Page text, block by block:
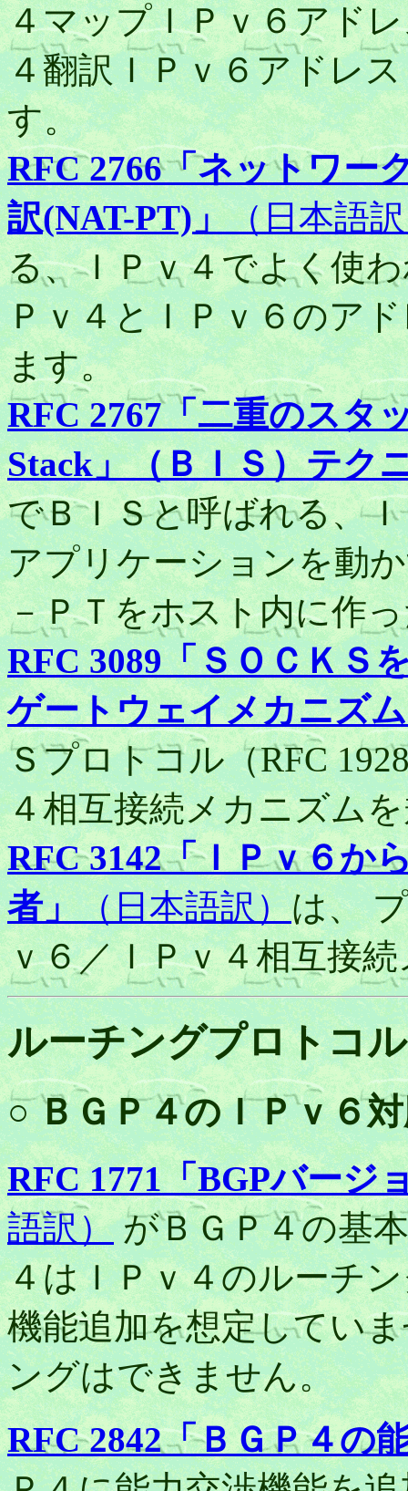
４マップＩＰｖ６アド
４翻訳ＩＰｖ６アドレ
す。
RFC 2766「ネットワー
訳(NAT-PT)」（日本語
る、ＩＰｖ４でよく使
Ｐｖ４とＩＰｖ６のア
ます。
RFC 2767「二重のスタ
Stack」（ＢＩＳ）テク
でＢＩＳと呼ばれる、
アプリケーションを動
－ＰＴをホスト内に作
RFC 3089「ＳＯＣＫＳ
ゲートウェイメカニズ
Ｓプロトコル（RFC
４相互接続メカニズム
RFC 3142「ＩＰｖ６か
者」（日本語訳）は、
ｖ６／ＩＰｖ４相互接
ルーチングプロトコル
○ ＢＧＰ４のＩＰｖ６
RFC 1771「BGPバージ
語訳）がＢＧＰ４の基
４はＩＰｖ４のルーチ
機能追加を想定してい
ングはできません。
RFC 2842「ＢＧＰ４の